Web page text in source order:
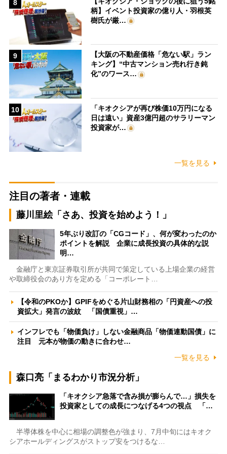
8
柄】イベント投資家の億り人・羽根英
樹氏が厳…
9
【大阪の不動産価格「危ない駅」ラン
キング】“中古マンション売れ行き鈍
化”のワース…
10
「キオクシアが再び株価10万円になる
日は遠い」資産3億円超のサラリーマン
投資家が…
一覧を見る
注目の著者・連載
藤川里絵「さあ、投資を始めよう！」
5年ぶり改訂の「CGコード」、何が変わったのか
ポイントを解説 企業に成長投資の具体的な説
明…
金融庁と東京証券取引所が共同で策定している上場企業の経営
や取締役会のあり方を定める「コーポレート…
【令和のPKOか】GPIFをめぐる片山財務相の「円資産への投
資拡大」発言の波紋 「国債重視」…
インフレでも「物価負け」しない金融商品「物価連動国債」に
注目 元本が物価の動きに合わせ…
一覧を見る
森口亮「まるわかり市況分析」
「キオクシア急落で含み損が膨らんで…」損失を
投資家としての成長につなげる4つの視点 「…
半導体株を中心に相場の調整色が強まり、7月中旬にはキオク
シアホールディングスがストップ安をつけるな…